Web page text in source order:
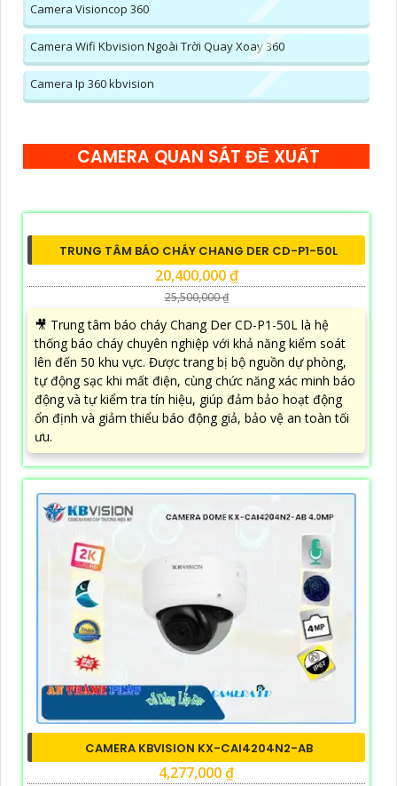
Camera Visioncop 360
Camera Wifi Kbvision Ngoài Trời Quay Xoay 360
Camera Ip 360 kbvision
CAMERA QUAN SÁT ĐỀ XUẤT
TRUNG TÂM BÁO CHÁY CHANG DER CD-P1-50L
20,400,000 ₫
25,500,000 ₫
🎥 Trung tâm báo cháy Chang Der CD-P1-50L là hệ
thống báo cháy chuyên nghiệp với khả năng kiểm soát
lên đến 50 khu vực. Được trang bị bộ nguồn dự phòng,
tự động sạc khi mất điện, cùng chức năng xác minh báo
động và tự kiểm tra tín hiệu, giúp đảm bảo hoạt động
ổn định và giảm thiểu báo động giả, bảo vệ an toàn tối
ưu.
CAMERA KBVISION KX-CAI4204N2-AB
4,277,000 ₫